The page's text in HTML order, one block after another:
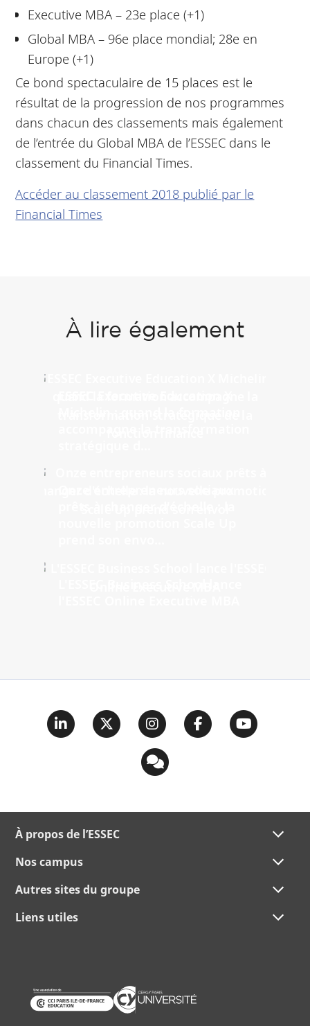
Executive MBA – 23e place (+1)
Global MBA – 96e place mondial; 28e en
Europe (+1)
Ce bond spectaculaire de 15 places est le
résultat de la progression de nos programmes
dans chacun des classements mais également
de l’entrée du Global MBA de l’ESSEC dans le
classement du Financial Times.
Accéder au classement 2018 publié par le
Financial Times
À lire également
À propos de l’ESSEC
Nos campus
Autres sites du groupe
Liens utiles